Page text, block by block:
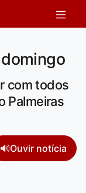
com todos
Palmeiras
🔊Ouvir notícia